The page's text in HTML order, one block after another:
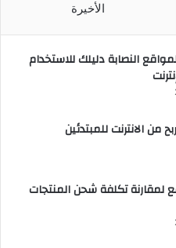
الأخيرة
النصابة دليلك للاستخدام
من الانترنت للمبتدئين
مواقع لمقارنة تكلفة شحن المنتجات